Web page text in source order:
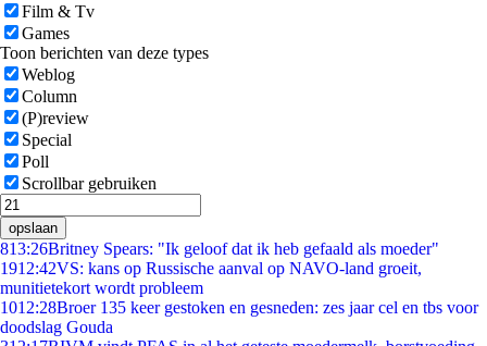
Film & Tv
Games
Toon berichten van deze types
Weblog
Column
(P)review
Special
Poll
Scrollbar gebruiken
opslaan
813:26Britney Spears: "Ik geloof dat ik heb gefaald als moeder"
1912:42VS: kans op Russische aanval op NAVO-land groeit,
munitietekort wordt probleem
1012:28Broer 135 keer gestoken en gesneden: zes jaar cel en tbs voor
doodslag Gouda